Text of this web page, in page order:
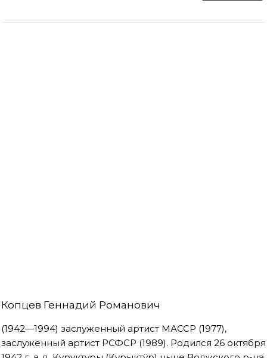
Копцев Геннадий Романович
(1942—1994) заслуженный артист МАССР (1977),
заслуженный артист РСФСР (1989). Родился 26 октября